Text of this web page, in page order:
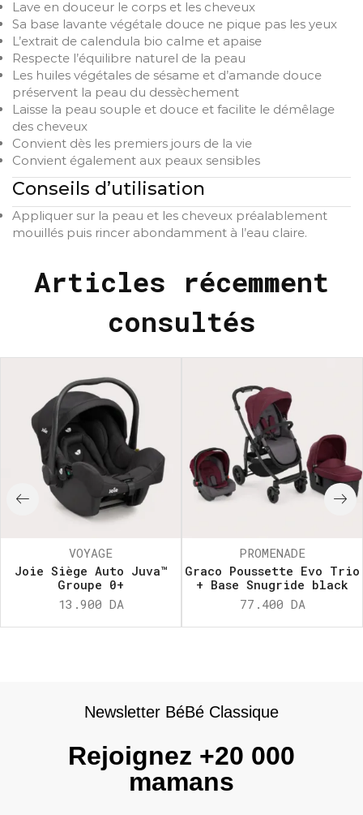
Lave en douceur le corps et les cheveux
Sa base lavante végétale douce ne pique pas les yeux
L’extrait de calendula bio calme et apaise
Respecte l’équilibre naturel de la peau
Les huiles végétales de sésame et d’amande douce
préservent la peau du dessèchement
Laisse la peau souple et douce et facilite le démêlage
des cheveux
Convient dès les premiers jours de la vie
Convient également aux peaux sensibles
Conseils d’utilisation
Appliquer sur la peau et les cheveux préalablement
mouillés puis rincer abondamment à l’eau claire.
Articles récemment
consultés
VOYAGE
Joie Siège Auto Juva™
Groupe 0+
13.900 DA
PROMENADE
Graco Poussette Evo Trio
+ Base Snugride black
77.400 DA
Newsletter BéBé Classique
Rejoignez +20 000
mamans